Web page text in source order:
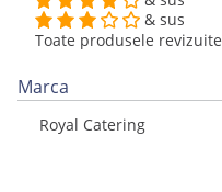
& sus
Toate produsele revizuite
Marca
Royal Catering